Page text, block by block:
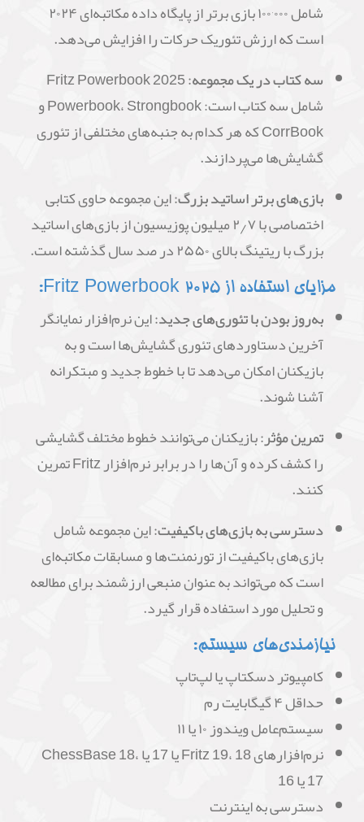
شامل ۱۰۰٬۰۰۰ بازی برتر از پایگاه داده مکاتبه‌ای ۲۰۲۴
است که ارزش تئوریک حرکات را افزایش می‌دهد.
سه کتاب در یک مجموعه:Fritz Powerbook 2025
شامل سه کتاب است: Powerbook، Strongbook و
CorrBook که هر کدام به جنبه‌های مختلفی از تئوری
گشایش‌ها می‌پردازند.
بازی‌های برتر اساتید بزرگ:این مجموعه حاوی کتابی
اختصاصی با ۲٫۷ میلیون پوزیسیون از بازی‌های اساتید
بزرگ با ریتینگ بالای ۲۵۵۰ در صد سال گذشته است.
مزایای استفاده از Fritz Powerbook 2025:
به‌روز بودن با تئوری‌های جدید:این نرم‌افزار نمایانگر
آخرین دستاوردهای تئوری گشایش‌ها است و به
بازیکنان امکان می‌دهد تا با خطوط جدید و مبتکرانه
آشنا شوند.
تمرین مؤثر:بازیکنان می‌توانند خطوط مختلف گشایشی
را کشف کرده و آن‌ها را در برابر نرم‌افزار Fritz تمرین
کنند.
دسترسی به بازی‌های باکیفیت:این مجموعه شامل
بازی‌های باکیفیت از تورنمنت‌ها و مسابقات مکاتبه‌ای
است که می‌تواند به عنوان منبعی ارزشمند برای مطالعه
و تحلیل مورد استفاده قرار گیرد.
نیازمندی‌های سیستم:
کامپیوتر دسکتاپ یا لپ‌تاپ
حداقل ۴ گیگابایت رم
سیستم‌عامل ویندوز ۱۰ یا ۱۱
نرم‌افزارهای Fritz 19، 18 یا 17 یا ChessBase 18،
17 یا 16
دسترسی به اینترنت